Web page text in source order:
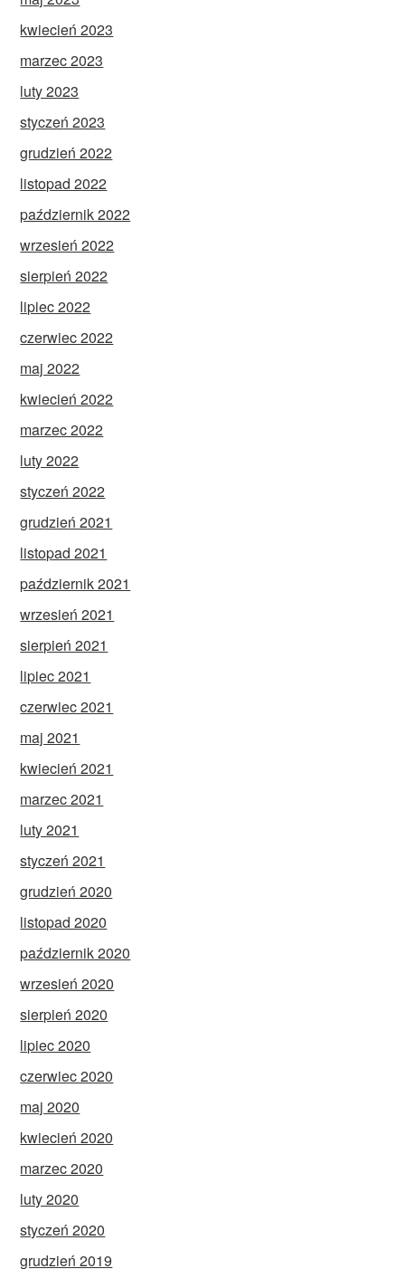
kwiecień 2023
marzec 2023
luty 2023
styczeń 2023
grudzień 2022
listopad 2022
październik 2022
wrzesień 2022
sierpień 2022
lipiec 2022
czerwiec 2022
maj 2022
kwiecień 2022
marzec 2022
luty 2022
styczeń 2022
grudzień 2021
listopad 2021
październik 2021
wrzesień 2021
sierpień 2021
lipiec 2021
czerwiec 2021
maj 2021
kwiecień 2021
marzec 2021
luty 2021
styczeń 2021
grudzień 2020
listopad 2020
październik 2020
wrzesień 2020
sierpień 2020
lipiec 2020
czerwiec 2020
maj 2020
kwiecień 2020
marzec 2020
luty 2020
styczeń 2020
grudzień 2019